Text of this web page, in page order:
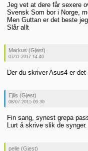
Jeg vet at dere får sexere
Svensk Som bor i Norge,
Men Guttan er det beste
Slår allt
Markus (Gjest)
07/11-2017 14:40
Der du skriver Asus4 er
Ejlis (Gjest)
08/07-2015 09:30
Fin sang, synest grepa
Lurt å skrive slik de synger.
pelle (Gjest)